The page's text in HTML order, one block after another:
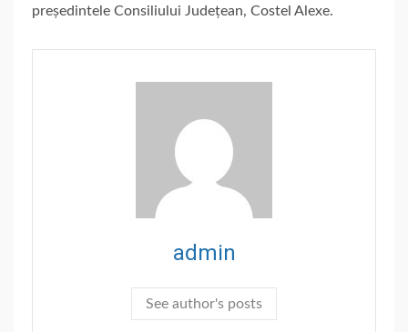
președintele Consiliului Județean, Costel Alexe.
admin
See author's posts